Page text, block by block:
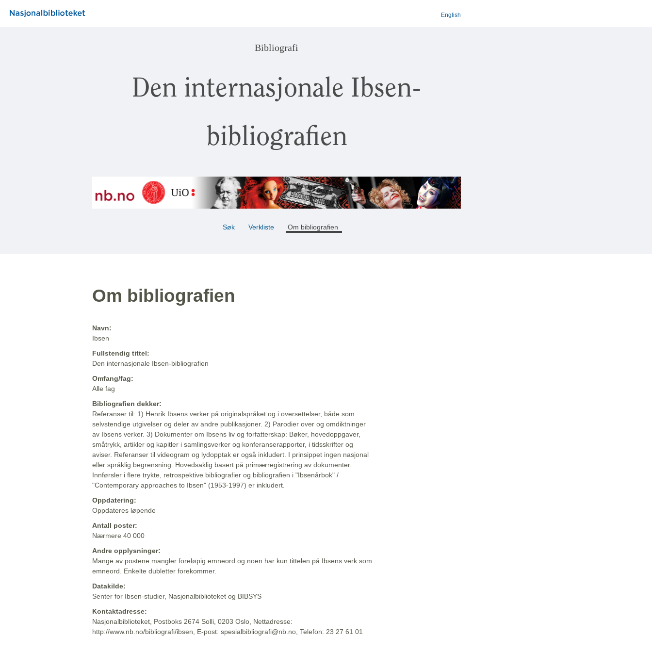
English
Bibliografi
Den internasjonale Ibsen-
bibliografien
Søk Verkliste Om bibliografien
Om bibliografien
Navn:
Ibsen
Fullstendig tittel:
Den internasjonale Ibsen-bibliografien
Omfang/fag:
Alle fag
Bibliografien dekker:
Referanser til: 1) Henrik Ibsens verker på originalspråket og i oversettelser, både som
selvstendige utgivelser og deler av andre publikasjoner. 2) Parodier over og omdiktninger
av Ibsens verker. 3) Dokumenter om Ibsens liv og forfatterskap: Bøker, hovedoppgaver,
småtrykk, artikler og kapitler i samlingsverker og konferanserapporter, i tidsskrifter og
aviser. Referanser til videogram og lydopptak er også inkludert. I prinsippet ingen nasjonal
eller språklig begrensning. Hovedsaklig basert på primærregistrering av dokumenter.
Innførsler i flere trykte, retrospektive bibliografier og bibliografien i "Ibsenårbok" /
"Contemporary approaches to Ibsen" (1953-1997) er inkludert.
Oppdatering:
Oppdateres løpende
Antall poster:
Nærmere 40 000
Andre opplysninger:
Mange av postene mangler foreløpig emneord og noen har kun tittelen på Ibsens verk som
emneord. Enkelte dubletter forekommer.
Datakilde:
Senter for Ibsen-studier, Nasjonalbiblioteket og BIBSYS
Kontaktadresse:
Nasjonalbiblioteket, Postboks 2674 Solli, 0203 Oslo, Nettadresse:
http://www.nb.no/bibliografi/ibsen, E-post: spesialbibliografi@nb.no, Telefon: 23 27 61 01